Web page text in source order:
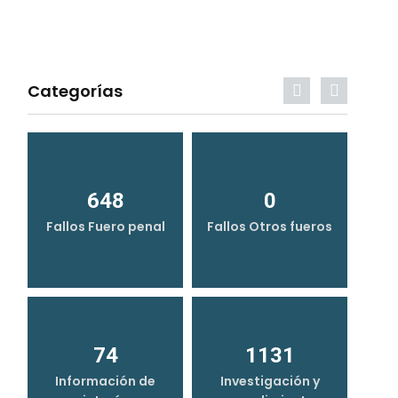
Categorías
648
Fallos Fuero penal
0
Fallos Otros fueros
74
Información de
1131
Investigación y